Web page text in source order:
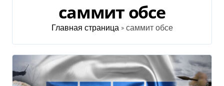
саммит обсе
Главная страница» саммит обсе